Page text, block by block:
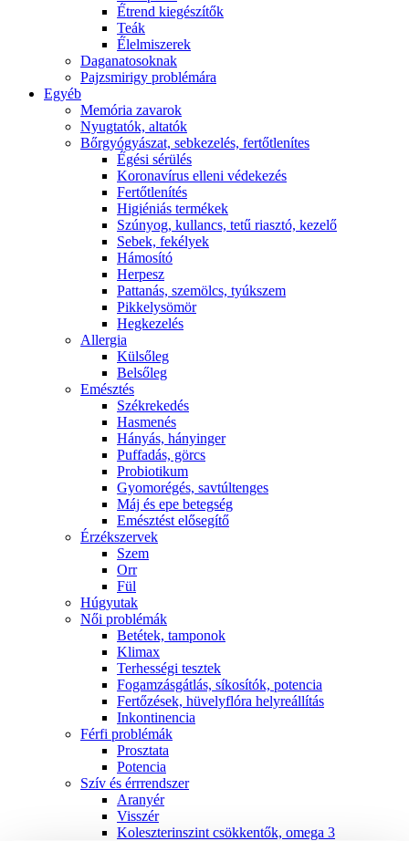
É́trend kiegészítők
Teák
É́lelmiszerek
Daganatosoknak
Pajzsmirigy problémára
Egyéb
Memória zavarok
Nyugtatók, altatók
Bőrgyógyászat, sebkezelés, fertőtlenítes
É́gési sérülés
Koronavírus elleni védekezés
Fertőtlenítés
Higiéniás termékek
Szúnyog, kullancs, tetű riasztó, kezelő
Sebek, fekélyek
Hámosító
Herpesz
Pattanás, szemölcs, tyúkszem
Pikkelysömör
Hegkezelés
Allergia
Külsőleg
Belsőleg
Emésztés
Székrekedés
Hasmenés
Hányás, hányinger
Puffadás, görcs
Probiotikum
Gyomorégés, savtúltenges
Máj és epe betegség
Emésztést elősegítő
Érzékszervek
Szem
Orr
Fül
Húgyutak
Női problémák
Betétek, tamponok
Klimax
Terhességi tesztek
Fogamzásgátlás, síkosítók, potencia
Fertőzések, hüvelyflóra helyreállítás
Inkontinencia
Férfi problémák
Prosztata
Potencia
Szív és érrrendszer
Aranyér
Visszér
Koleszterinszint csökkentők, omega 3